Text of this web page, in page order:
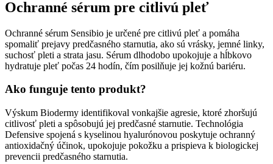
30
Ochranné sérum pre citlivú pleť
Ochranné sérum Sensibio je určené pre citlivú pleť a pomáha
spomaliť prejavy predčasného starnutia, ako sú vrásky, jemné linky,
suchosť pleti a strata jasu. Sérum dlhodobo upokojuje a hĺbkovo
hydratuje pleť počas 24 hodín, čím posilňuje jej kožnú bariéru.
Ako funguje tento produkt?
Výskum Biodermy identifikoval vonkajšie agresie, ktoré zhoršujú
citlivosť pleti a spôsobujú jej predčasné starnutie. Technológia
Defensive spojená s kyselinou hyalurónovou poskytuje ochranný
antioxidačný účinok, upokojuje pokožku a prispieva k biologickej
prevencii predčasného starnutia.